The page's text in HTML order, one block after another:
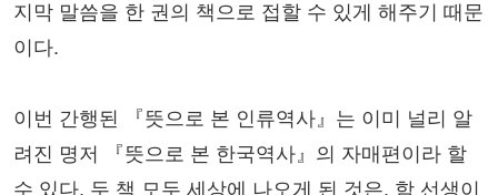
지막 말씀을 한 권의 책으로 접할 수 있게 해주기 때문
이다.
이번 간행된 『뜻으로 본 인류역사』는 이미 널리 알
려진 명저 『뜻으로 본 한국역사』의 자매편이라 할
수 있다. 두 책 모두 세상에 나오게 된 것은, 함 선생이